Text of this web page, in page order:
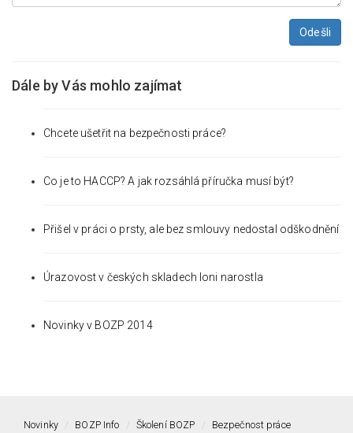
Odešli
Dále by Vás mohlo zajímat
Chcete ušetřit na bezpečnosti práce?
Co je to HACCP? A jak rozsáhlá příručka musí být?
Přišel v práci o prsty, ale bez smlouvy nedostal odškodnění
Úrazovost v českých skladech loni narostla
Novinky v BOZP 2014
Novinky BOZP Info Školení BOZP
Bezpečnost práce